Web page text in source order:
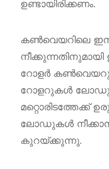
ഉണ്ടായിരിക്കണം.
കൺവെയറിലെ
റോളർ
റോളറുകൾ
ലോഡുകൾ
കുറയ്ക്കുന്നു.